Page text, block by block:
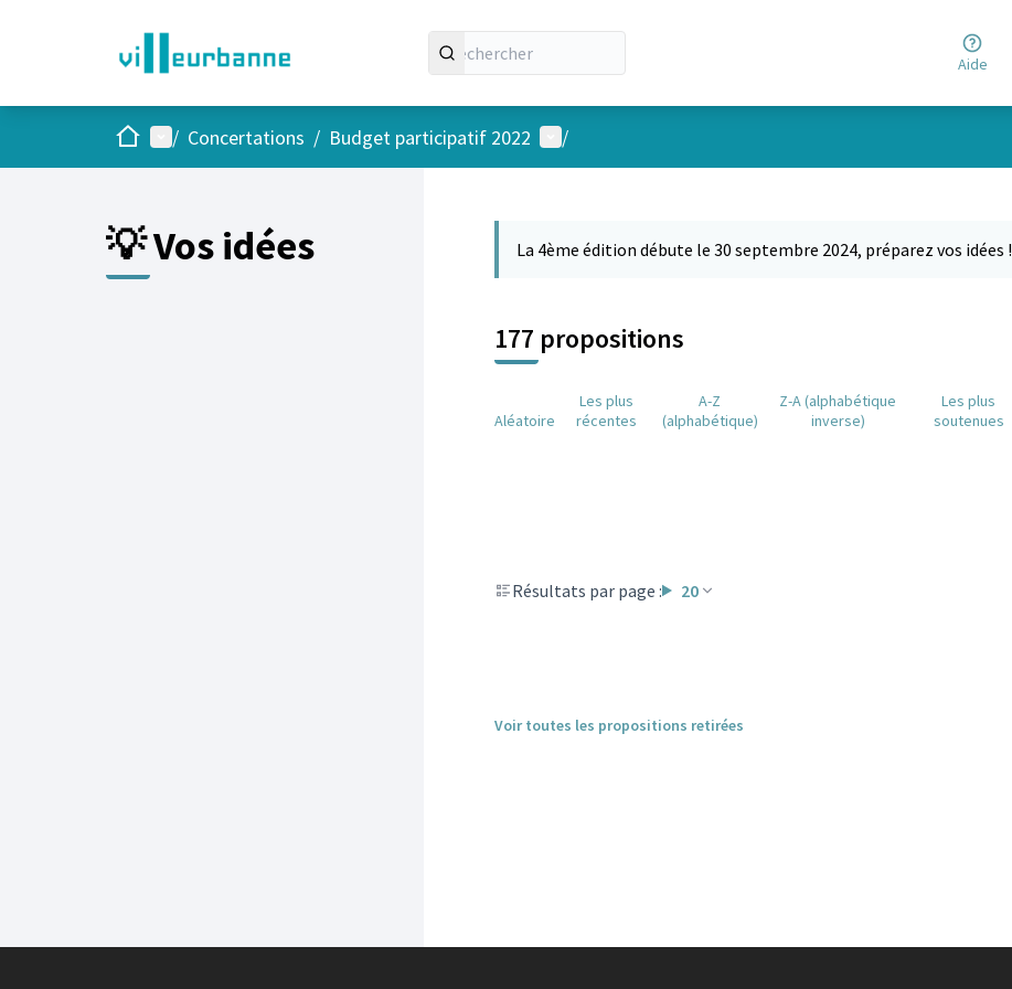
Aide
AccueilMenu principal
/ Concertations / Budget participatif 2022 Menu utilisateur
/
💡 Vos idées La 4ème édition débute le 30 septembre 2024, préparez vos idées !
177 propositions
Aléatoire
Les plus
récentes
A-Z
(alphabétique)
Z-A (alphabétique
inverse)
Les plus
soutenues
Résultats par page : 20
Voir toutes les propositions retirées